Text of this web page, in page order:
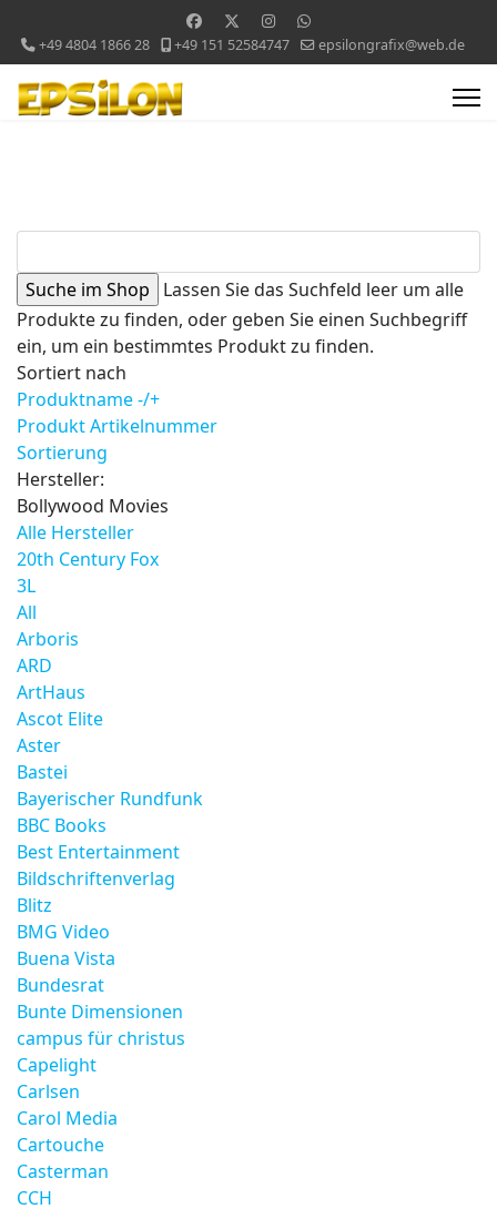
+49 4804 1866 28 +49 151 52584747 epsilongrafix@web.de
Lassen Sie das Suchfeld leer um alle
Produkte zu finden, oder geben Sie einen Suchbegriff
ein, um ein bestimmtes Produkt zu finden.
Sortiert nach
Produktname -/+
Produkt Artikelnummer
Sortierung
Hersteller:
Bollywood Movies
Alle Hersteller
20th Century Fox
3L
All
Arboris
ARD
ArtHaus
Ascot Elite
Aster
Bastei
Bayerischer Rundfunk
BBC Books
Best Entertainment
Bildschriftenverlag
Blitz
BMG Video
Buena Vista
Bundesrat
Bunte Dimensionen
campus für christus
Capelight
Carlsen
Carol Media
Cartouche
Casterman
CCH